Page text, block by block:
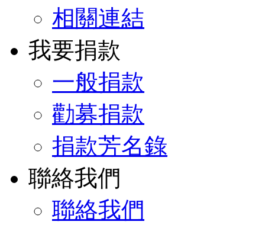
相關連結
我要捐款
一般捐款
勸募捐款
捐款芳名錄
聯絡我們
聯絡我們